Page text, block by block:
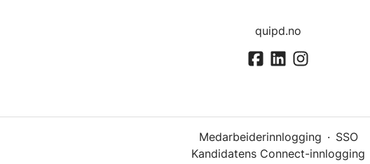
quipd.no
Medarbeiderinnlogging · SSO
Kandidatens Connect-innlogging